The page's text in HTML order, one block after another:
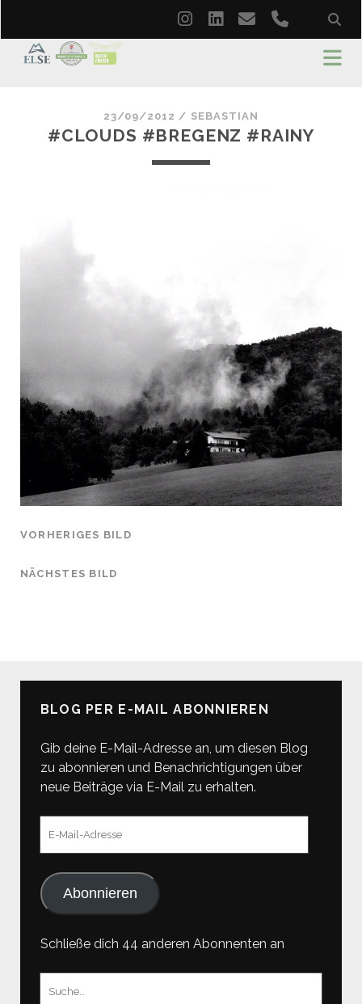
instagram
linkedin
emailphone
23/09/2012 / SEBASTIAN
#CLOUDS #BREGENZ #RAINY
VORHERIGES BILD
NÄCHSTES BILD
BLOG PER E-MAIL ABONNIEREN
Gib deine E-Mail-Adresse an, um diesen Blog
zu abonnieren und Benachrichtigungen über
neue Beiträge via E-Mail zu erhalten.
Abonnieren
Schließe dich 44 anderen Abonnenten an